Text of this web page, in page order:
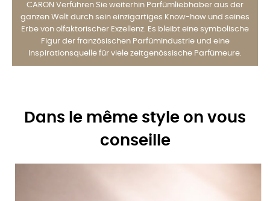
CARON Verführen Sie weiterhin Parfümliebhaber aus der
ganzen Welt durch sein einzigartiges Know-how und seines
Erbe von olfaktorischer Exzellenz. Es bleibt eine symbolische
Figur der französischen Parfümindustrie und eine
Inspirationsquelle für viele zeitgenössische Parfümeure.
Dans le même style on vous
conseille